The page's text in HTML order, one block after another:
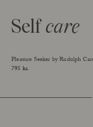
Selfcare
Pleasure Seeker by Rudolph
Price
795 kr.